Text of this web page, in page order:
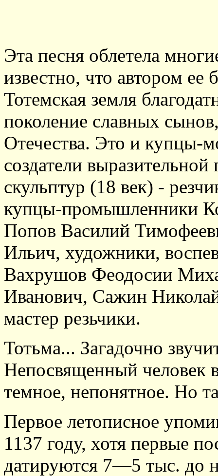
Эта песня облетела
известно, что автором
Тотемская земля
поколение славных
Отечества. Это и купцы-
создатели
скульптур (18 век) -
купцы-промышленники
Попов Василий
Ильич, художники,
Вахрушов Феодосии
Иванович, Сажин
мастер резьчики.
Тотьма... Загадочно
Непосвященный человек
темное, непонятное. Но
Первое летописное
1137 году, хотя первые
датируются 7—5 тыс. до